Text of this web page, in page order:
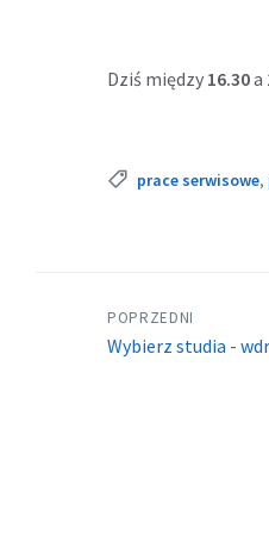
Dziś między 16.30a
Tags:
prace serwisowe,
POPRZEDNI
Wybierz studia -